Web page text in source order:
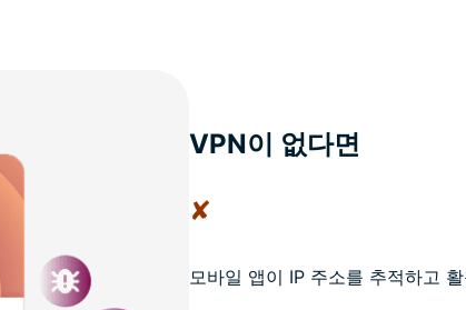
VPN이 없다면
✘
모바일 앱이 IP 주소를 추적하고